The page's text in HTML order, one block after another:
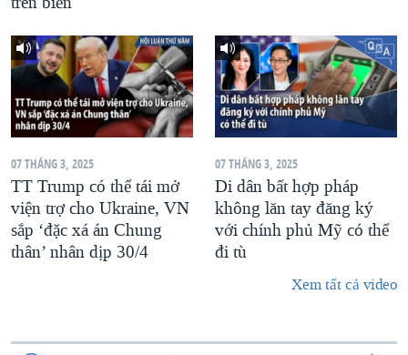
07 THÁNG 3, 2025
TT Trump có thể tái mở
viện trợ cho Ukraine, VN
sắp ‘đặc xá án Chung
thân’ nhân dịp 30/4
07 THÁNG 3, 2025
Di dân bất hợp pháp
không lăn tay đăng ký
với chính phủ Mỹ có thể
đi tù
Xem tất cả video